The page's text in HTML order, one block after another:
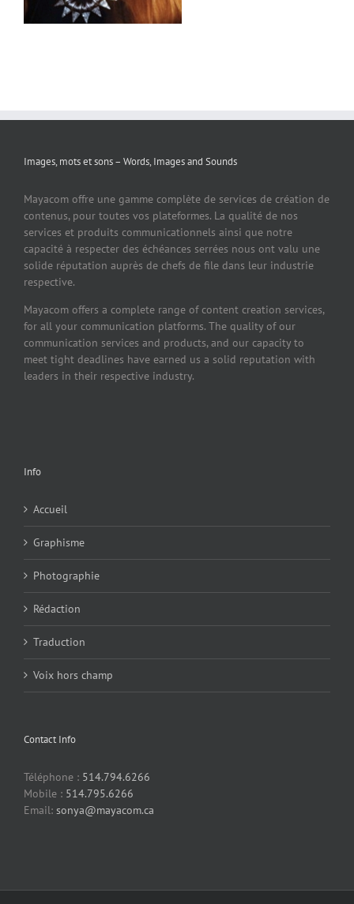
Images, mots et sons – Words, Images and Sounds
Mayacom offre une gamme complète de services de création de
contenus, pour toutes vos plateformes. La qualité de nos
services et produits communicationnels ainsi que notre
capacité à respecter des échéances serrées nous ont valu une
solide réputation auprès de chefs de file dans leur industrie
respective.
Mayacom offers a complete range of content creation services,
for all your communication platforms. The quality of our
communication services and products, and our capacity to
meet tight deadlines have earned us a solid reputation with
leaders in their respective industry.
Info
Accueil
Graphisme
Photographie
Rédaction
Traduction
Voix hors champ
Contact Info
Téléphone : 514.794.6266
Mobile : 514.795.6266
Email: sonya@mayacom.ca